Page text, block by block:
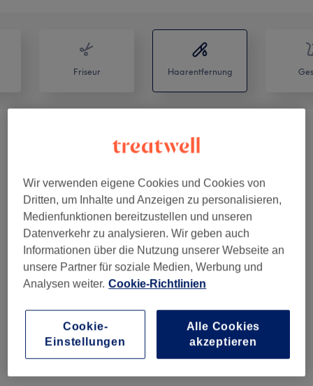
Friseur Haarentfernung
Salonbewertungen
4,9 26 Bewertungen
Sauberkeit
Wir verwenden eigene Cookies und Cookies von
Dritten, um Inhalte und Anzeigen zu personalisieren,
Medienfunktionen bereitzustellen und unseren
Datenverkehr zu analysieren. Wir geben auch
Informationen über die Nutzung unserer Webseite an
unsere Partner für soziale Medien, Werbung und
Analysen weiter. Cookie-Richtlinien
Cookie-
Einstellungen
Alle Cookies
akzeptieren